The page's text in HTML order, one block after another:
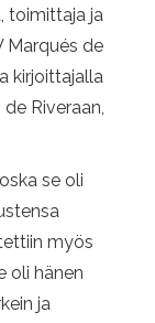
toimittaja ja
Marqués de
kirjoittajalla
Riveraan,
se oli
myös
oli hänen
ja